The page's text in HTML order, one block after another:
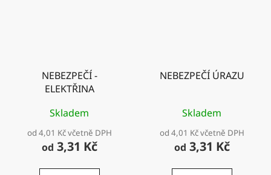
NEBEZPEČÍ -
ELEKTŘINA
Skladem
od 4,01 Kč včetně DPH
od 3,31 Kč
NEBEZPEČÍ ÚRAZU
Skladem
od 4,01 Kč včetně DPH
od 3,31 Kč